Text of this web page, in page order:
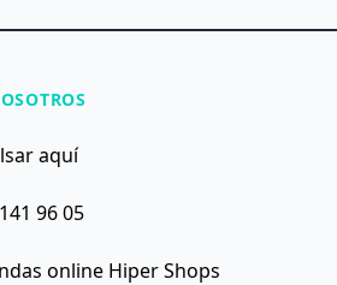
aquí
96 05
online Hiper Shops